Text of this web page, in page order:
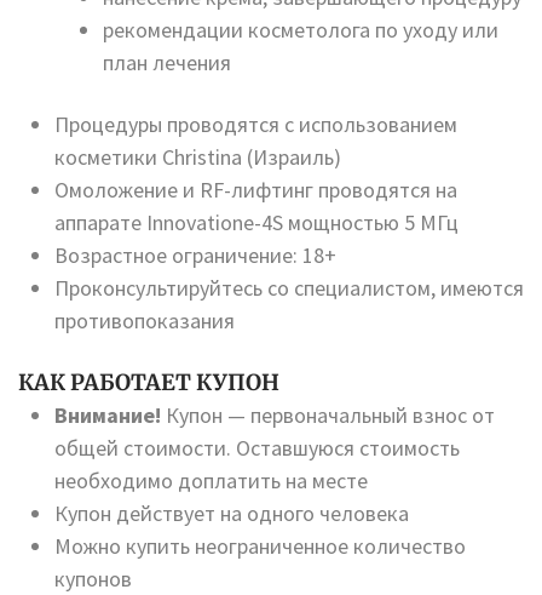
рекомендации косметолога по уходу или
план лечения
Процедуры проводятся с использованием
косметики Christina (Израиль)
Омоложение и RF-лифтинг проводятся на
аппарате Innovatione-4S мощностью 5 МГц
Возрастное ограничение: 18+
Проконсультируйтесь со специалистом, имеются
противопоказания
КАК РАБОТАЕТ КУПОН
Внимание! Купон — первоначальный взнос от
общей стоимости. Оставшуюся стоимость
необходимо доплатить на месте
Купон действует на одного человека
Можно купить неограниченное количество
купонов